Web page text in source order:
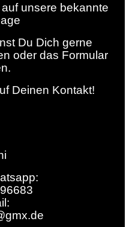
unsere bekannte
Du Dich gerne
oder das Formular
Deinen Kontakt!